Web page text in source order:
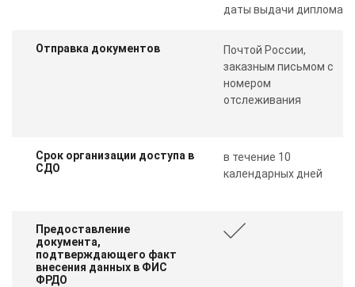
даты выдачи диплома
Отправка документов
Почтой России,
заказным письмом с
номером
отслеживания
Срок организации доступа в
СДО
в течение 10
календарных дней
Предоставление
документа,
подтверждающего факт
внесения данных в ФИС
ФРДО